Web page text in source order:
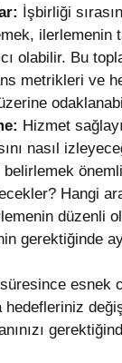
İşbirliği
ilerlemenin
olabilir. Bu
metrikleri ve
Hizmet
nasıl
Hangi
düzenli
gerektiğinde
esnek
hedefleriniz